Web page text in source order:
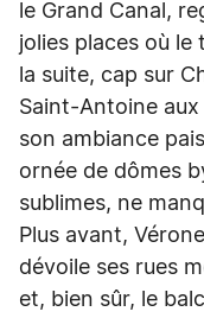
le Grand Canal,
jolies places où le
la suite, cap sur
Saint-Antoine
son ambiance
ornée de dômes
sublimes, ne
Plus avant,
dévoile ses rues
et, bien sûr, le